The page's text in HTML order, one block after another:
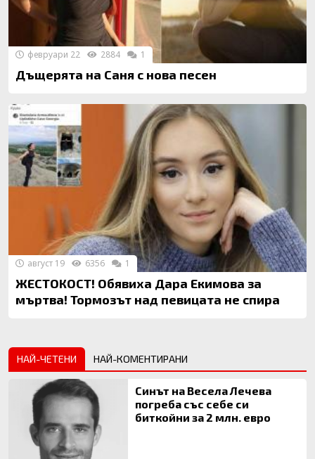
Дъщерята на Саня с нова песен
февруари 22 2884 1
ЖЕСТОКОСТ! Обявиха Дара Екимова за
мъртва! Тормозът над певицата не спира
август 19 6356 1
НАЙ-ЧЕТЕНИ НАЙ-КОМЕНТИРАНИ
Синът на Весела Лечева
погреба със себе си
биткойни за 2 млн. евро